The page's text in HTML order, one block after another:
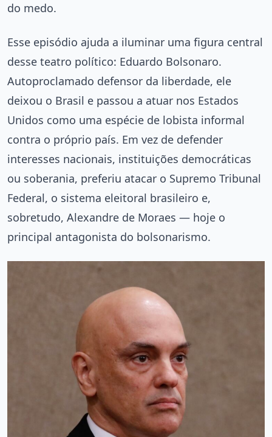
do medo.
Esse episódio ajuda a iluminar uma figura central
desse teatro político: Eduardo Bolsonaro.
Autoproclamado defensor da liberdade, ele
deixou o Brasil e passou a atuar nos Estados
Unidos como uma espécie de lobista informal
contra o próprio país. Em vez de defender
interesses nacionais, instituições democráticas
ou soberania, preferiu atacar o Supremo Tribunal
Federal, o sistema eleitoral brasileiro e,
sobretudo, Alexandre de Moraes — hoje o
principal antagonista do bolsonarismo.